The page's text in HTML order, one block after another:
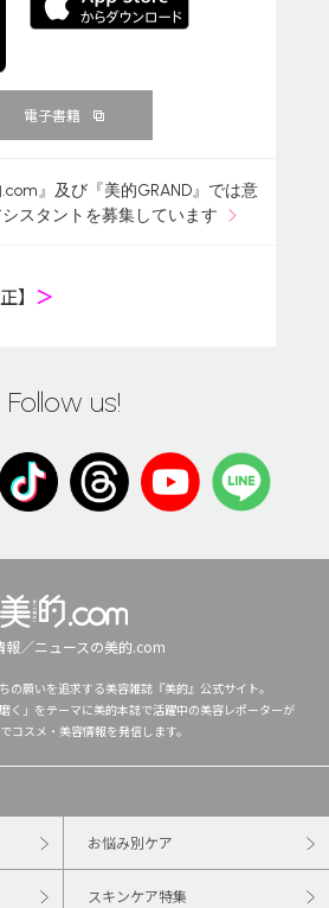
電子書籍
.com』及び『美的GRAND』では意
スタントを募集しています
】 ＞
Follow us!
報／ニュースの美的.com
の願いを追求する美容雑誌『美的』公式サイト。
く」をテーマに美的本誌で活躍中の美容レポーターが
コスメ・美容情報を発信します。
お悩み別ケア
スキンケア特集